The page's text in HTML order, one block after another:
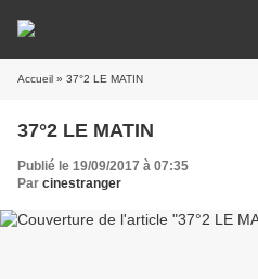
Accueil » 37°2 LE MATIN
37°2 LE MATIN
Publié le 19/09/2017 à 07:35
Par cinestranger